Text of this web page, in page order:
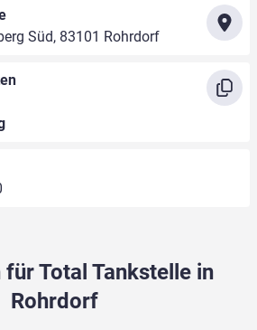
Süd, 83101 Rohrdorf
Total Tankstelle in
Rohrdorf